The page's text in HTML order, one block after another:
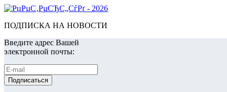
ПОДПИСКА НА НОВОСТИ
Введите адрес Вашей
электронной почты: